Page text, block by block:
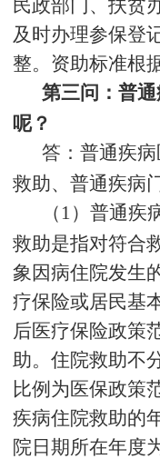
民政部门、扶贫
及时办理参保登
整。资助标准根
第三问：普
呢？
答：普通疾
救助、普通疾病
（1）普通
救助是指对符合
象因病住院发生
疗保险或居民基
后医疗保险政策
助。住院救助不
比例为医保政策
疾病住院救助的
院日期所在年度